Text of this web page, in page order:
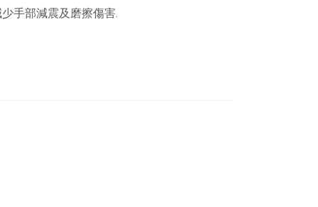
手部減震及磨擦傷害.